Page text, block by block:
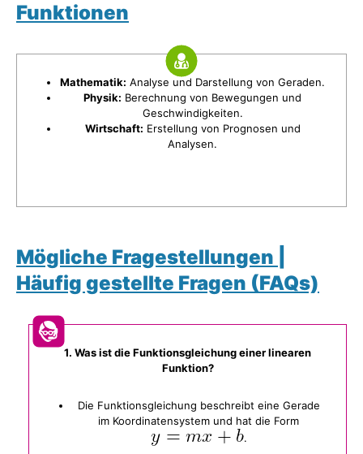
Funktionen
Mathematik: Analyse und Darstellung von Geraden.
Physik: Berechnung von Bewegungen und
Geschwindigkeiten.
Wirtschaft: Erstellung von Prognosen und
Analysen.
Mögliche Fragestellungen |
Häufig gestellte Fragen (FAQs)
1. Was ist die Funktionsgleichung einer linearen
Funktion?
Die Funktionsgleichung beschreibt eine Gerade
im Koordinatensystem und hat die Form
.